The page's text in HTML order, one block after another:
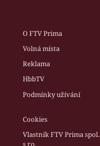
O FTV Prima
Volná místa
Reklama
HbbTV
Podmínky užívání
Cookies
Vlastník FTV Prima spol.
s r.o.